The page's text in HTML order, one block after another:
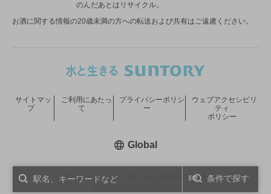
条件で探す
のんだあとはリサイクル。
お酒に関する情報の20歳未満の方への転送および共有はご遠慮ください。
COPYRIGHT © SUNTORY HOLDINGS LIMITED.
サイトマッ
プ
ご利用にあたっ
て
プライバシーポリシ
ー
ウェブアクセシビリ
ティ
ポリシー
Global新しいウィンドウで開く